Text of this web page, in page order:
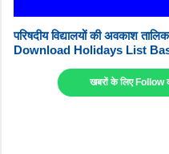
परिषदीय विद्यालयों की अवकाश
Download Holidays List
खबरों के लिए